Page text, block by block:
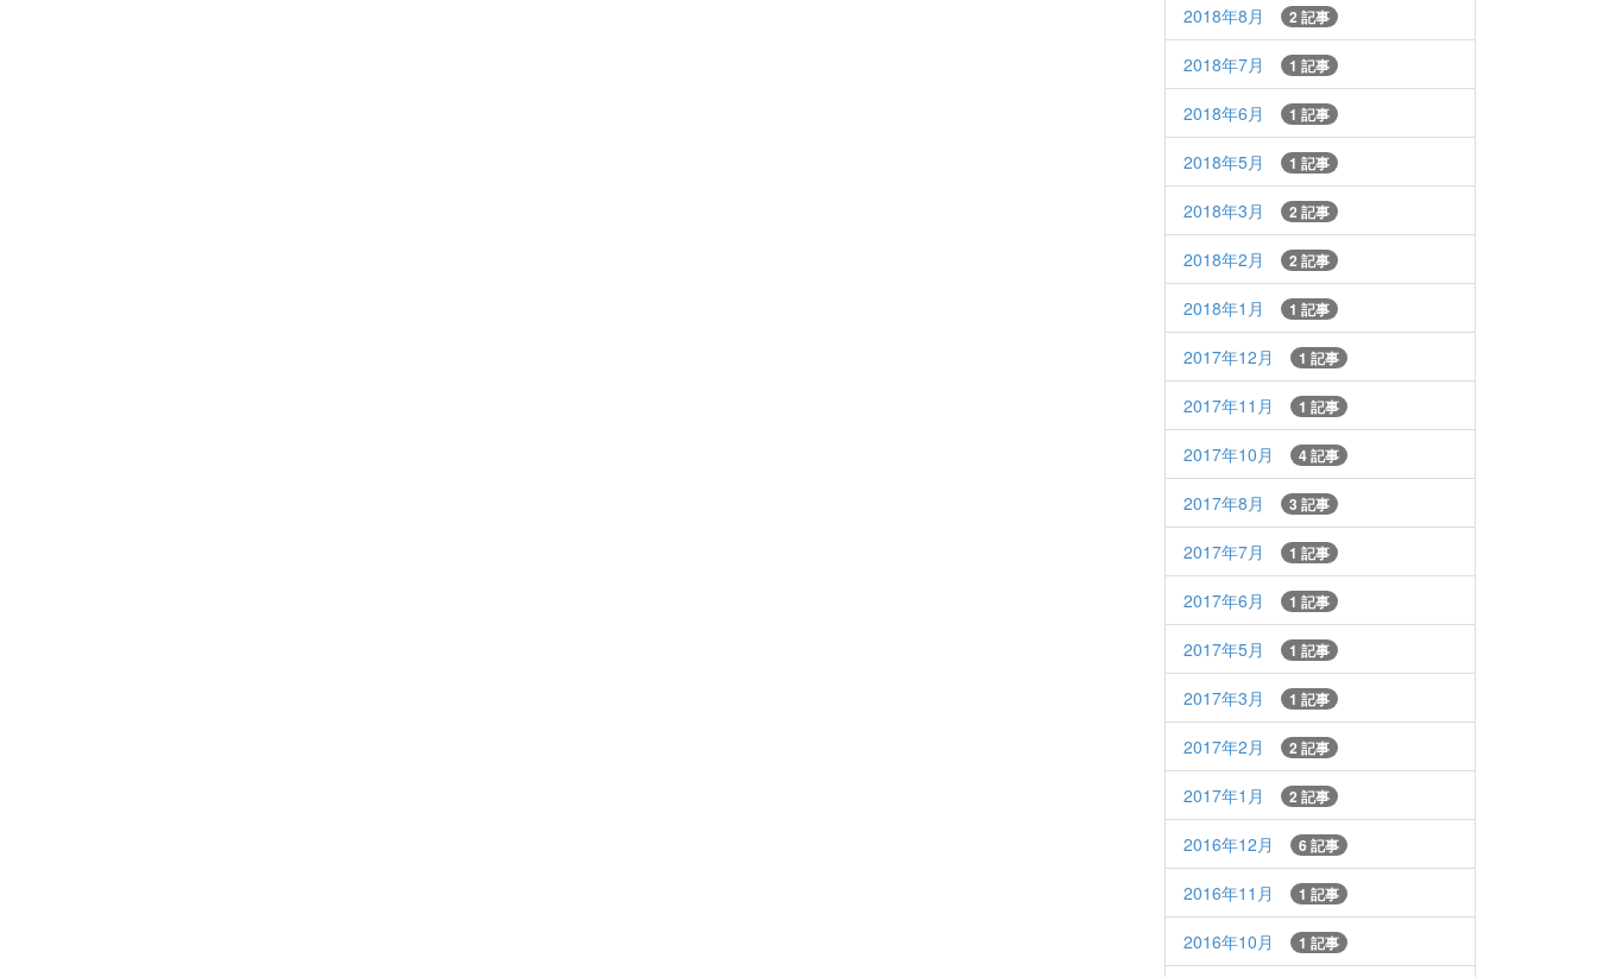
2018年8月 2 記事
2018年7月 1 記事
2018年6月 1 記事
2018年5月 1 記事
2018年3月 2 記事
2018年2月 2 記事
2018年1月 1 記事
2017年12月 1 記事
2017年11月 1 記事
2017年10月 4 記事
2017年8月 3 記事
2017年7月 1 記事
2017年6月 1 記事
2017年5月 1 記事
2017年3月 1 記事
2017年2月 2 記事
2017年1月 2 記事
2016年12月 6 記事
2016年11月 1 記事
2016年10月 1 記事